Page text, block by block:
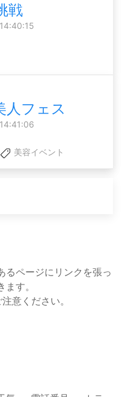
戦
人フェス
美容イベント
るページにリンクを張っ
す。
意ください。